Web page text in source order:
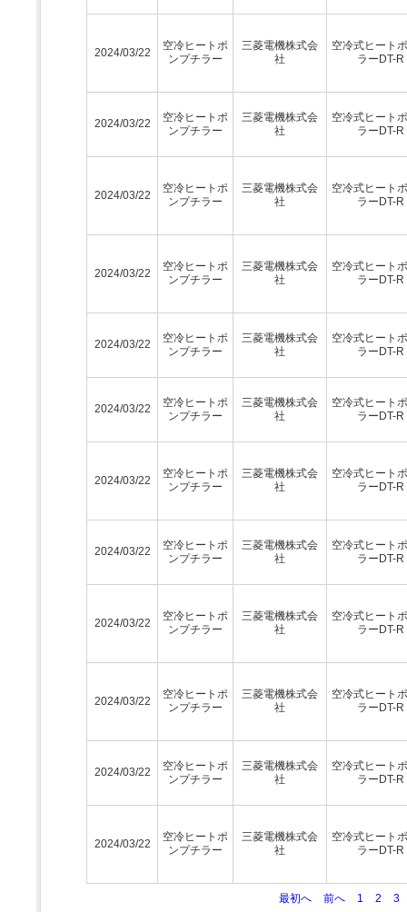
2024/03/22
空冷ヒートポ
ンプチラー
三菱電機株式会
社
空冷式ヒート
ラーDT-
2024/03/22
空冷ヒートポ
ンプチラー
三菱電機株式会
社
空冷式ヒート
ラーDT-
2024/03/22
空冷ヒートポ
ンプチラー
三菱電機株式会
社
空冷式ヒート
ラーDT-
2024/03/22
空冷ヒートポ
ンプチラー
三菱電機株式会
社
空冷式ヒート
ラーDT-
2024/03/22
空冷ヒートポ
ンプチラー
三菱電機株式会
社
空冷式ヒート
ラーDT-
2024/03/22
空冷ヒートポ
ンプチラー
三菱電機株式会
社
空冷式ヒート
ラーDT-
2024/03/22
空冷ヒートポ
ンプチラー
三菱電機株式会
社
空冷式ヒート
ラーDT-
2024/03/22
空冷ヒートポ
ンプチラー
三菱電機株式会
社
空冷式ヒート
ラーDT-
2024/03/22
空冷ヒートポ
ンプチラー
三菱電機株式会
社
空冷式ヒート
ラーDT-
2024/03/22
空冷ヒートポ
ンプチラー
三菱電機株式会
社
空冷式ヒート
ラーDT-
2024/03/22
空冷ヒートポ
ンプチラー
三菱電機株式会
社
空冷式ヒート
ラーDT-
2024/03/22
空冷ヒートポ
ンプチラー
三菱電機株式会
社
空冷式ヒート
ラーDT-
最初へ 前へ 1 2 3